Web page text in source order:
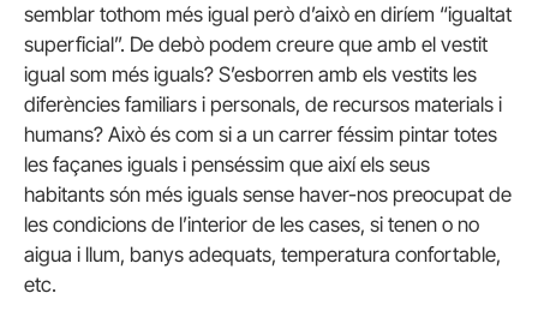
semblar tothom més igual però d’això en diríem “igualtat
superficial”. De debò podem creure que amb el vestit
igual som més iguals? S’esborren amb els vestits les
diferències familiars i personals, de recursos materials i
humans? Això és com si a un carrer féssim pintar totes
les façanes iguals i penséssim que així els seus
habitants són més iguals sense haver-nos preocupat de
les condicions de l’interior de les cases, si tenen o no
aigua i llum, banys adequats, temperatura confortable,
etc.